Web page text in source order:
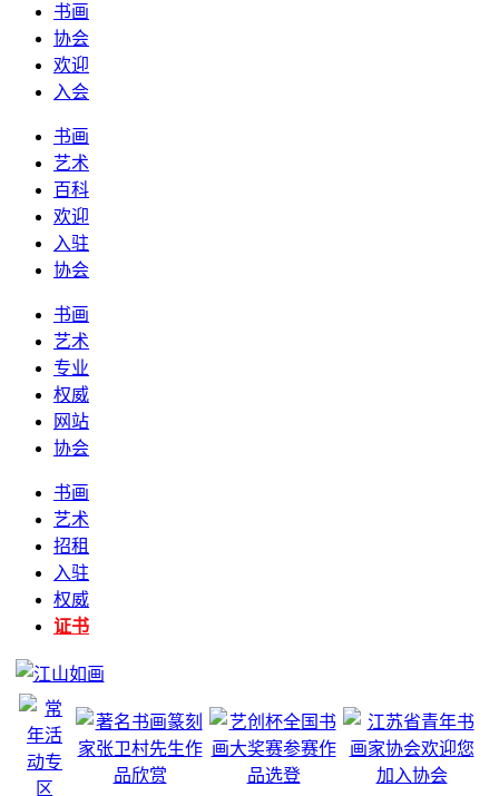
书画
协会
欢迎
入会
书画
艺术
百科
欢迎
入驻
协会
书画
艺术
专业
权威
网站
协会
书画
艺术
招租
入驻
权威
证书